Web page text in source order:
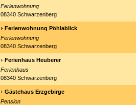
Ferienwohnung
08340 Schwarzenberg
Ferienwohnung Pöhlablick
Ferienwohnung
08340 Schwarzenberg
Ferienhaus Heuberer
Ferienhaus
08340 Schwarzenberg
Gästehaus Erzgebirge
Pension